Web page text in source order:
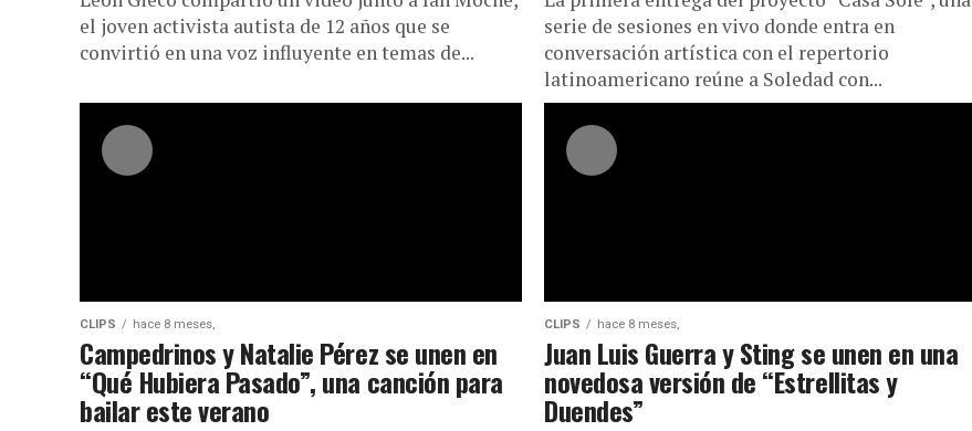
el joven activista autista de 12 años que se
convirtió en una voz influyente en temas de...
serie de sesiones en vivo donde entra en
conversación artística con el repertorio
latinoamericano reúne a Soledad con...
CLIPS hace 8 meses,
Campedrinos y Natalie Pérez se unen en
“Qué Hubiera Pasado”, una canción para
bailar este verano
CLIPS hace 8 meses,
Juan Luis Guerra y Sting se unen en una
novedosa versión de “Estrellitas y
Duendes”